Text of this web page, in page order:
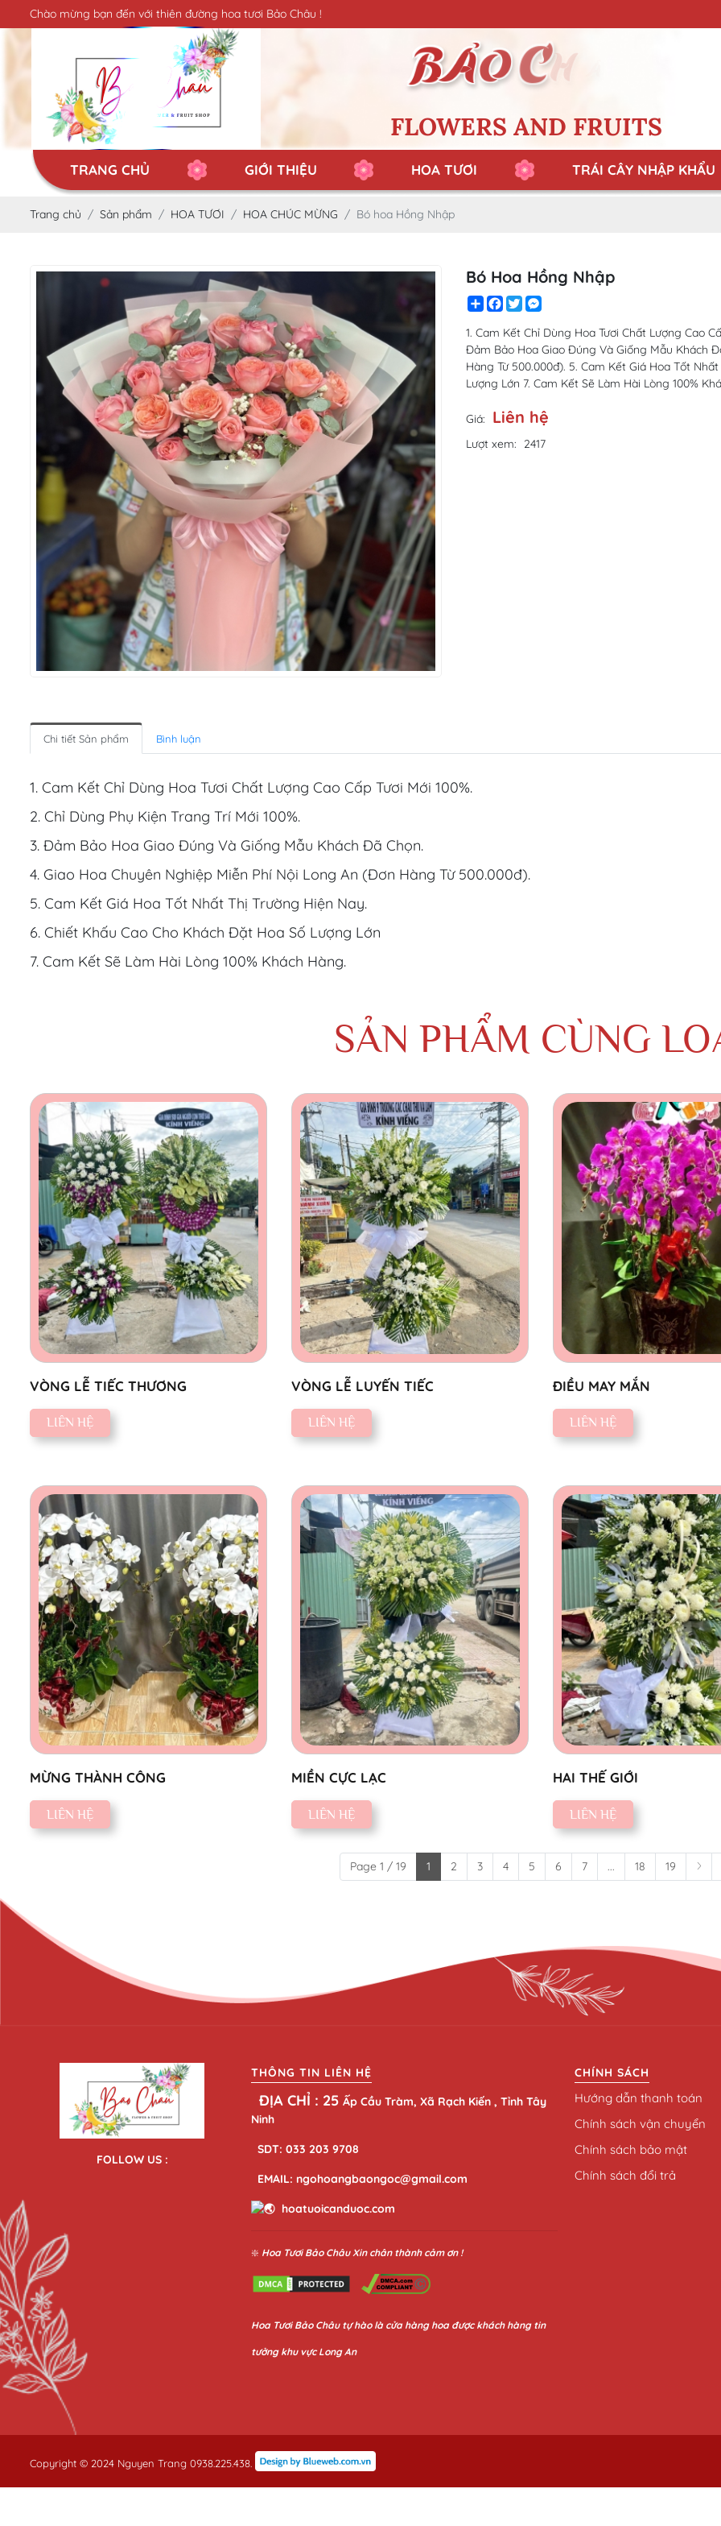
Chào mừng bạn đến với thiên đường hoa tươi Bảo Châu !
FLOWERS AND FRUITS
TRANG CHỦ GIỚI THIỆU HOA TƯƠI TRÁI CÂY NHẬP KHẨU
Trang chủ Sản phẩm HOA TƯƠI HOA CHÚC MỪNG Bó hoa Hồng Nhập
Bó Hoa Hồng Nhập
ShareFacebook
TwitterMessenger
1. Cam Kết Chỉ Dùng Hoa Tươi Chất Lượng Cao
Đảm Bảo Hoa Giao Đúng Và Giống Mẫu Khách
Hàng Từ 500.000đ). 5. Cam Kết Giá Hoa Tốt
Lượng Lớn 7. Cam Kết Sẽ Làm Hài Lòng 100%
Giá: Liên hệ
Lượt xem: 2417
Chi tiết Sản phẩm Bình luận
1. Cam Kết Chỉ Dùng Hoa Tươi Chất Lượng Cao Cấp Tươi Mới 100%.
2. Chỉ Dùng Phụ Kiện Trang Trí Mới 100%.
3. Đảm Bảo Hoa Giao Đúng Và Giống Mẫu Khách Đã Chọn.
4. Giao Hoa Chuyên Nghiệp Miễn Phí Nội Long An (Đơn Hàng Từ 500.000đ).
5. Cam Kết Giá Hoa Tốt Nhất Thị Trường Hiện Nay.
6. Chiết Khấu Cao Cho Khách Đặt Hoa Số Lượng Lớn
7. Cam Kết Sẽ Làm Hài Lòng 100% Khách Hàng.
SẢN PHẨM CÙNG
VÒNG LỄ TIẾC THƯƠNG
LIÊN HỆ
VÒNG LỄ LUYẾN TIẾC
LIÊN HỆ
ĐIỀU MAY MẮN
LIÊN HỆ
MỪNG THÀNH CÔNG
LIÊN HỆ
MIỀN CỰC LẠC
LIÊN HỆ
HAI THẾ GIỚI
LIÊN HỆ
Page 1 / 19 1 2 3 4 5 6 7 ... 18 19
FOLLOW US :
THÔNG TIN LIÊN HỆ
ĐỊA CHỈ : 25Ấp Cầu Tràm, Xã Rạch Kiến , Tỉnh Tây
Ninh
SDT: 033 203 9708
EMAIL: ngohoangbaongoc@gmail.com
hoatuoicanduoc.com
❇️ Hoa Tươi Bảo Châu Xin chân thành cảm ơn !
Hoa Tươi Bảo Châutự hào là cửa hàng hoa được khách hàng tin
tưởng khu vực Long An
CHÍNH SÁCH
Hướng dẫn thanh toán
Chính sách vận chuyển
Chính sách bảo mật
Chính sách đổi trả
Copyright © 2024 Nguyen Trang 0938.225.438.